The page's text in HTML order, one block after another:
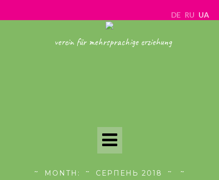
DE RU UA
verein für mehrsprachige erziehung
Toggle
Navigation
MONTH: СЕРПЕНЬ 2018